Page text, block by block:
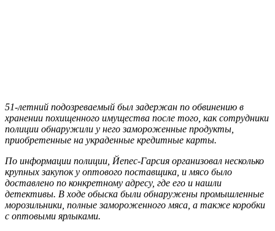
51-летний подозреваемый был задержан по обвинению в
хранении похищенного имущества после того, как сотрудники
полиции обнаружили у него замороженные продукты,
приобретенные на украденные кредитные карты.
По информации полиции, Йепес-Гарсия организовал несколько
крупных закупок у оптового поставщика, и мясо было
доставлено по конкретному адресу, где его и нашли
детективы. В ходе обыска были обнаружены промышленные
морозильники, полные замороженного мяса, а также коробки
с оптовыми ярлыками.